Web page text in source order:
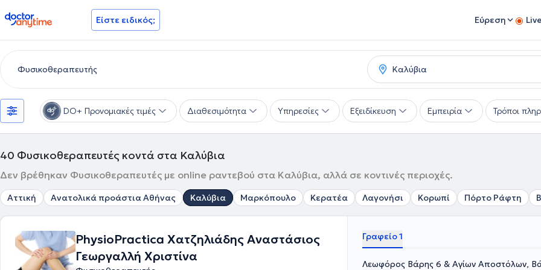
doctoranytime Είστε ειδικός; Εύρεση
DO+ Προνομιακές τιμές Διαθεσιμότητα Υπηρεσίες Εξειδίκευση Εμπειρία Τρόποι
40 Φυσικοθεραπευτές κοντά στα Καλύβια
Δεν βρέθηκαν Φυσικοθεραπευτές με online ραντεβού στα Καλύβια, αλλά σε κοντινές περιοχές.
Αττική Ανατολικά προάστια Αθήνας Καλύβια Μαρκόπουλο Κερατέα Λαγονήσι Κορωπί Πόρτο Ράφτη
PhysioPractica Χατζηλιάδης Αναστάσιος
Γεωργαλλή Χριστίνα
Γραφείο 1
Λεωφόρος Βάρης 6 & Αγίων Αποστόλων,